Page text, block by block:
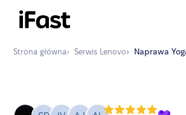
Strona główna› Serwis Lenovo› Naprawa